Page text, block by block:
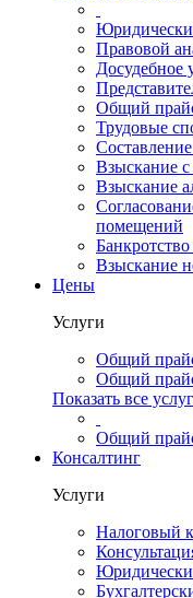
Правовой
Досудебное
Общий
Трудовые
Взыскание с
Взыскание
помещений
Взыскание
Цены
Услуги
Общий
Общий
Показать все
Общий
Консалтинг
Услуги
Налоговый